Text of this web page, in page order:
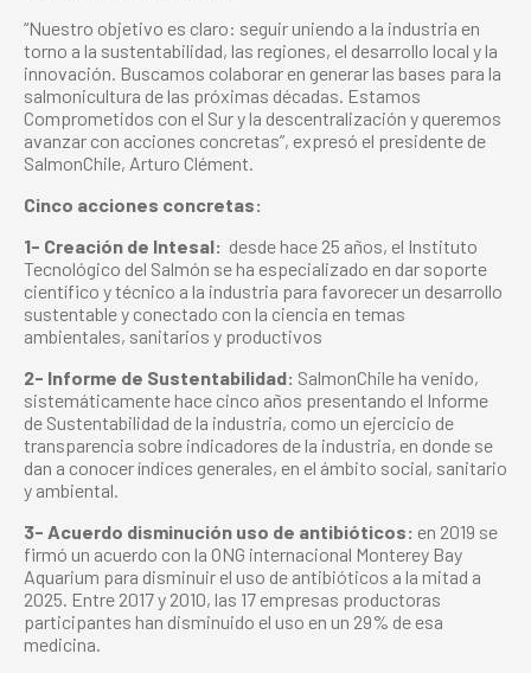
“Nuestro objetivo es claro: seguir uniendo a la industria en
torno a la sustentabilidad, las regiones, el desarrollo local y la
innovación. Buscamos colaborar en generar las bases para la
salmonicultura de las próximas décadas. Estamos
Comprometidos con el Sur y la descentralización y queremos
avanzar con acciones concretas”, expresó el presidente de
SalmonChile, Arturo Clément.
Cinco acciones concretas:
1- Creación de Intesal: desde hace 25 años, el Instituto
Tecnológico del Salmón se ha especializado en dar soporte
científico y técnico a la industria para favorecer un desarrollo
sustentable y conectado con la ciencia en temas
ambientales, sanitarios y productivos
2- Informe de Sustentabilidad: SalmonChile ha venido,
sistemáticamente hace cinco años presentando el Informe
de Sustentabilidad de la industria, como un ejercicio de
transparencia sobre indicadores de la industria, en donde se
dan a conocer índices generales, en el ámbito social, sanitario
y ambiental.
3- Acuerdo disminución uso de antibióticos: en 2019 se
firmó un acuerdo con la ONG internacional Monterey Bay
Aquarium para disminuir el uso de antibióticos a la mitad a
2025. Entre 2017 y 2010, las 17 empresas productoras
participantes han disminuido el uso en un 29% de esa
medicina.